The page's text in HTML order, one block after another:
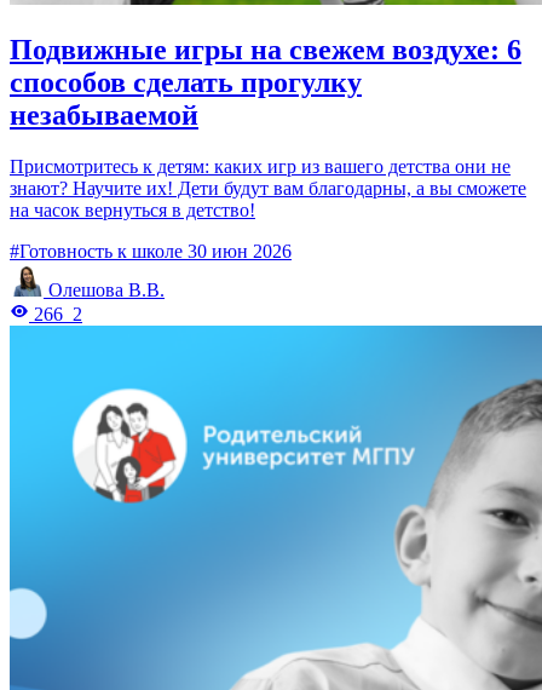
Подвижные игры на свежем воздухе: 6
способов сделать прогулку
незабываемой
Присмотритесь к детям: каких игр из вашего детства они не
знают? Научите их! Дети будут вам благодарны, а вы сможете
на часок вернуться в детство!
#Готовность к школе 30 июн 2026
Олешова В.В.
266 2